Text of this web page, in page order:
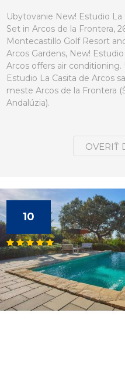
Ubytovanie New! Estudio La
Set in Arcos de la Frontera,
Montecastillo Golf Resort
Arcos Gardens, New!
Arcos offers air
Estudio La Casita de Arcos
meste Arcos de la Frontera
Andalúzia).
OVERIŤ
10